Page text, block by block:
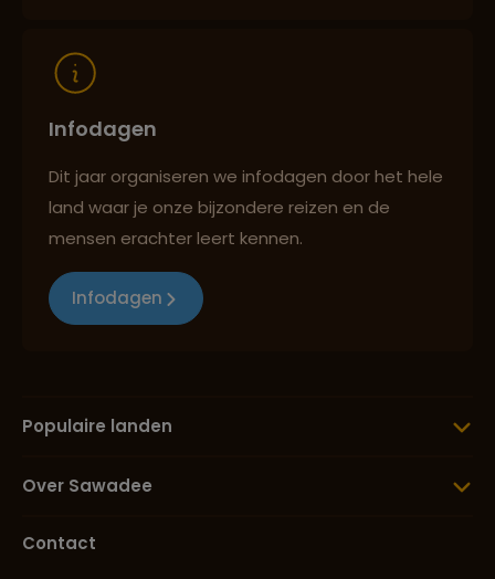
Infodagen
Dit jaar organiseren we infodagen door het hele
land waar je onze bijzondere reizen en de
mensen erachter leert kennen.
Infodagen
Populaire landen
Over Sawadee
Contact